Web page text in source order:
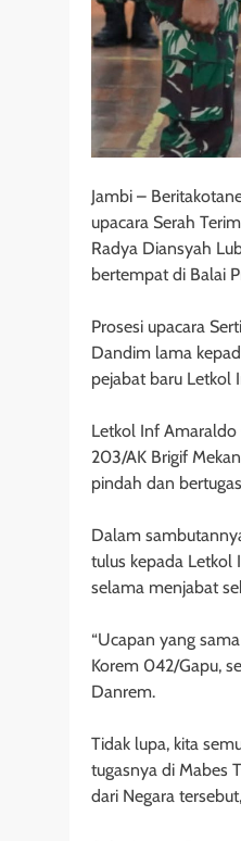
Jambi –
upacara Serah
Radya Diansyah
bertempat di Balai
Prosesi upacara
Dandim lama
pejabat baru Letkol
Letkol Inf Amaraldo
203/AK Brigif
pindah dan
Dalam
tulus kepada Letkol
selama menjabat
“Ucapan yang
Korem 042/Gapu,
Danrem.
Tidak lupa, kita
tugasnya di Mabes
dari Negara